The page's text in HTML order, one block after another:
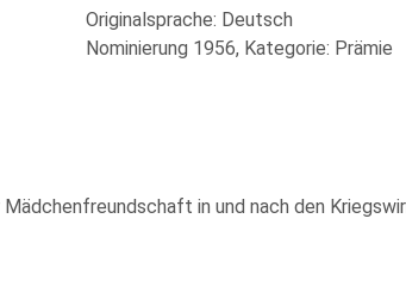
Originalsprache: Deutsch
Nominierung 1956, Kategorie: Prämie
in und nach den